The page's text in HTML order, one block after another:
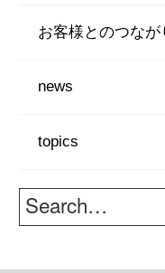
お客様とのつなが
news
topics